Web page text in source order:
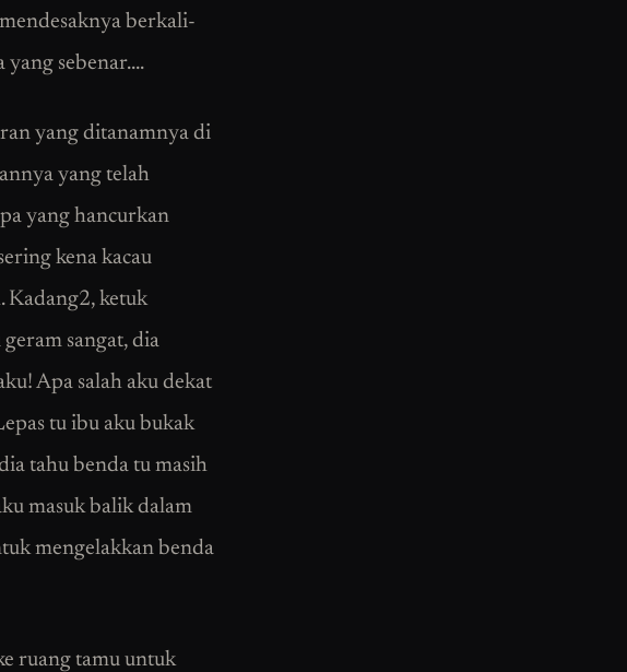
berkali-
sebenar….
yang ditanamnya di
yang telah
yang hancurkan
kena kacau
Kadang2, ketuk
sangat, dia
Apa salah aku dekat
tu ibu aku bukak
tahu benda tu masih
masuk balik dalam
mengelakkan benda
ruang tamu untuk